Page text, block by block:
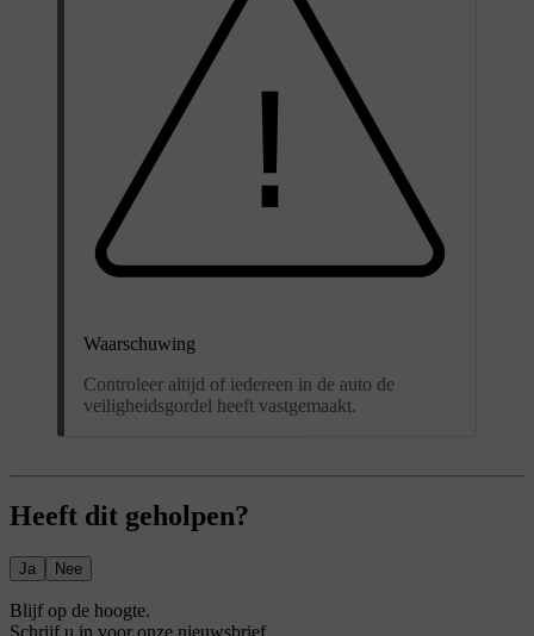
Waarschuwing
Controleer altijd of iedereen in de auto de
veiligheidsgordel heeft vastgemaakt.
Heeft dit geholpen?
Ja Nee